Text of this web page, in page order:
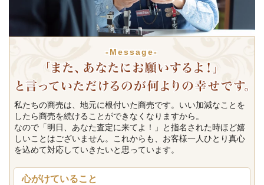
-Message-
私たちの商売は、地元に根付いた商売です。いい加減なことを
したら商売を続けることができなくなりますから。
なので「明日、あなた査定に来てよ！」と指名された時ほど嬉
しいことはございません。これからも、お客様一人ひとり真心
を込めて対応していきたいと思っています。
心がけていること